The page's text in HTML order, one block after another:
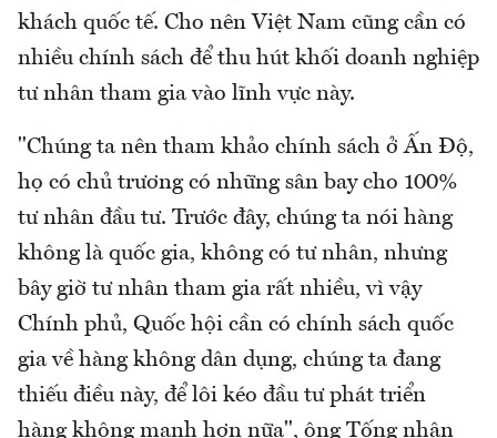
khách quốc tế. Cho nên Việt Nam cũng cần có
nhiều chính sách để thu hút khối doanh nghiệp
tư nhân tham gia vào lĩnh vực này.
"Chúng ta nên tham khảo chính sách ở Ấn Độ,
họ có chủ trương có những sân bay cho 100%
tư nhân đầu tư. Trước đây, chúng ta nói hàng
không là quốc gia, không có tư nhân, nhưng
bây giờ tư nhân tham gia rất nhiều, vì vậy
Chính phủ, Quốc hội cần có chính sách quốc
gia về hàng không dân dụng, chúng ta đang
thiếu điều này, để lôi kéo đầu tư phát triển
hàng không mạnh hơn nữa", ông Tống nhận